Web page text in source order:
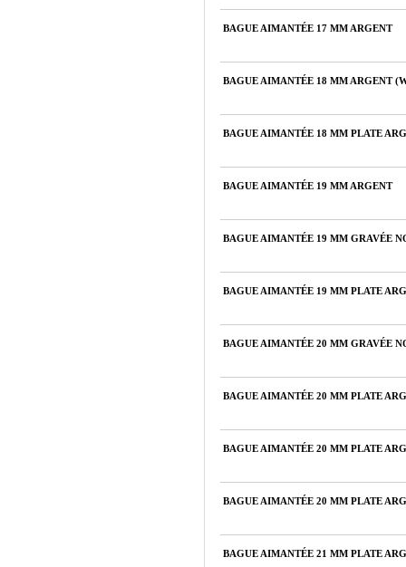
BAGUE AIMANTÉE 17 MM ARGENT
BAGUE AIMANTÉE 18 MM ARGENT
BAGUE AIMANTÉE 18 MM PLATE
BAGUE AIMANTÉE 19 MM ARGENT
BAGUE AIMANTÉE 19 MM GRAVÉE
BAGUE AIMANTÉE 19 MM PLATE
BAGUE AIMANTÉE 20 MM GRAVÉE
BAGUE AIMANTÉE 20 MM PLATE
BAGUE AIMANTÉE 20 MM PLATE
BAGUE AIMANTÉE 20 MM PLATE
BAGUE AIMANTÉE 21 MM PLATE